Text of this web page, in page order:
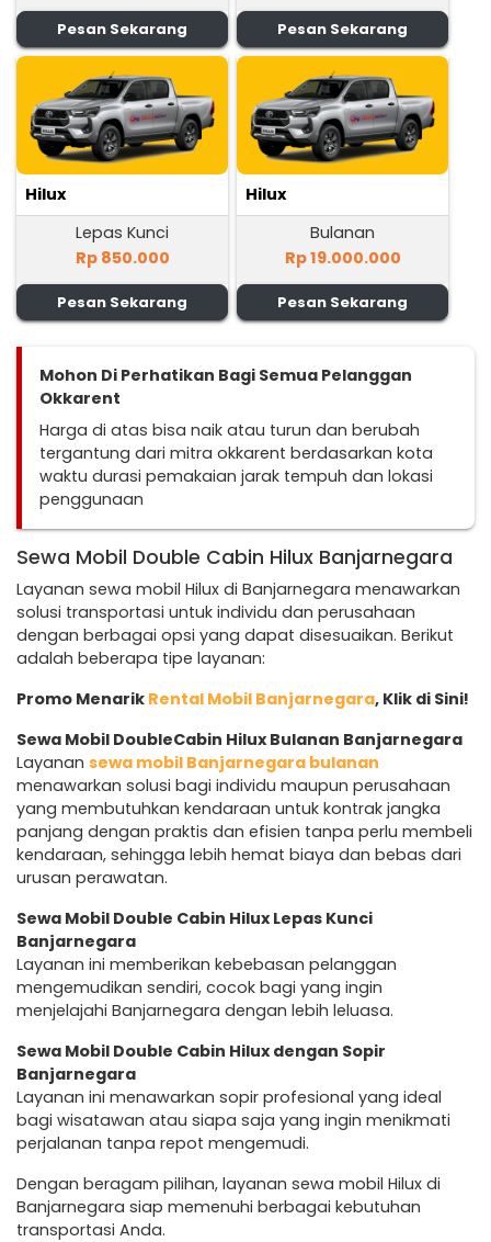
Pesan Sekarang Pesan Sekarang
Hilux
Lepas Kunci
Rp 850.000
Pesan Sekarang
Hilux
Bulanan
Rp 19.000.000
Pesan Sekarang
Mohon Di Perhatikan Bagi Semua Pelanggan
Okkarent
Harga di atas bisa naik atau turun dan berubah
tergantung dari mitra okkarent berdasarkan kota
waktu durasi pemakaian jarak tempuh dan lokasi
penggunaan
Sewa Mobil Double Cabin Hilux Banjarnegara
Layanan sewa mobil Hilux di Banjarnegara menawarkan
solusi transportasi untuk individu dan perusahaan
dengan berbagai opsi yang dapat disesuaikan. Berikut
adalah beberapa tipe layanan:
Promo Menarik Rental Mobil Banjarnegara, Klik di Sini!
Sewa Mobil DoubleCabin Hilux Bulanan Banjarnegara
Layanan sewa mobil Banjarnegara bulanan
menawarkan solusi bagi individu maupun perusahaan
yang membutuhkan kendaraan untuk kontrak jangka
panjang dengan praktis dan efisien tanpa perlu membeli
kendaraan, sehingga lebih hemat biaya dan bebas dari
urusan perawatan.
Sewa Mobil Double Cabin Hilux Lepas Kunci
Banjarnegara
Layanan ini memberikan kebebasan pelanggan
mengemudikan sendiri, cocok bagi yang ingin
menjelajahi Banjarnegara dengan lebih leluasa.
Sewa Mobil Double Cabin Hilux dengan Sopir
Banjarnegara
Layanan ini menawarkan sopir profesional yang ideal
bagi wisatawan atau siapa saja yang ingin menikmati
perjalanan tanpa repot mengemudi.
Dengan beragam pilihan, layanan sewa mobil Hilux di
Banjarnegara siap memenuhi berbagai kebutuhan
transportasi Anda.